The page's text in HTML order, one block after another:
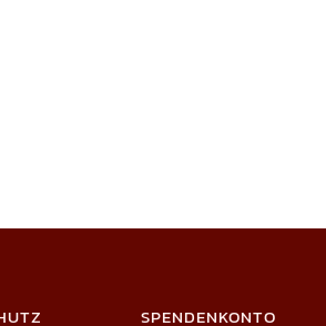
SPENDENKONTO